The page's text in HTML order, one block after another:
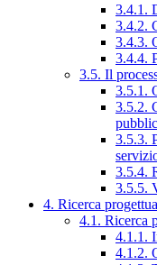
3.4.1.
3.4.2.
3.4.3.
3.4.4.
3.5. Il
3.5.1.
3.5.2.
3.5.3.
3.5.4.
3.5.5.
4. Ricerca
4.1. Ricerca
4.1.1.
4.1.2.